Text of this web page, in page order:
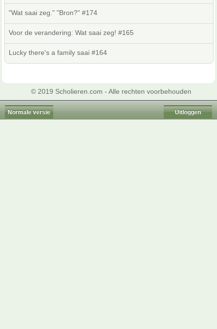
"Wat saai zeg." "Bron?" #174
Voor de verandering: Wat saai zeg! #165
Lucky there's a family saai #164
© 2019 Scholieren.com - Alle rechten voorbehouden
Normale versie Uitloggen